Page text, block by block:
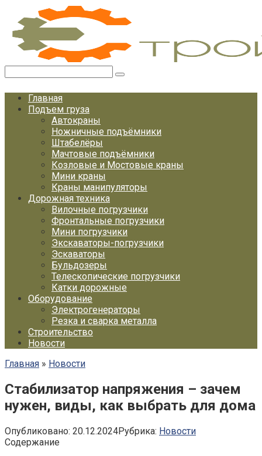
Перейти
контенту
Главная
Подъем груза
Автокраны
Ножничные подъёмники
Штабелёры
Мачтовые подъёмники
Козловые и Мостовые краны
Мини краны
Краны манипуляторы
Дорожная техника
Вилочные погрузчики
Фронтальные погрузчики
Мини погрузчики
Экскаваторы-погрузчики
Эскаваторы
Бульдозеры
Телескопические погрузчики
Катки дорожные
Оборудование
Электрогенераторы
Резка и сварка металла
Строительство
Новости
Главная » Новости
Стабилизатор напряжения – зачем
нужен, виды, как выбрать для дома
Опубликовано: 20.12.2024Рубрика: Новости
Содержание